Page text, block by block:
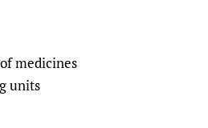
medicines
units